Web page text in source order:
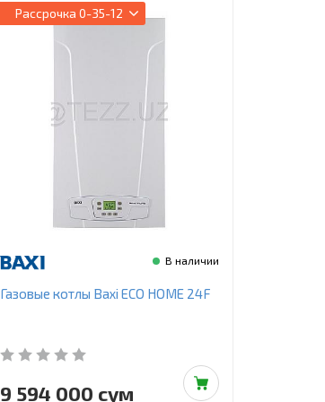
Рассрочка 0-35-12
В наличии
Газовые котлы Baxi ECO HOME 24F
9 594 000 сум